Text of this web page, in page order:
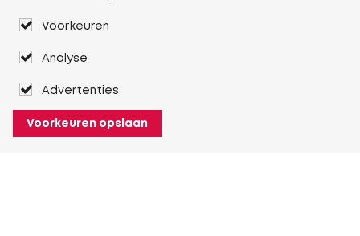
Voorkeuren
Analyse
Advertenties
Voorkeuren opslaan